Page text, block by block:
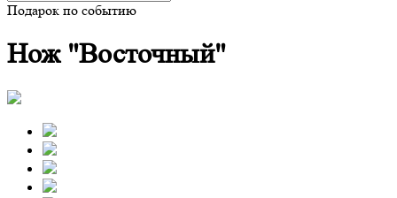
Подарок по событию
Нож "Восточный"